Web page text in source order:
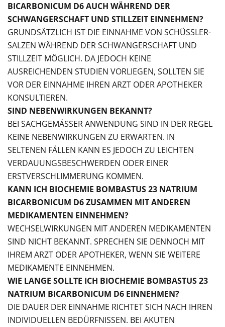
BICARBONICUM D6 AUCH WÄHREND DER
SCHWANGERSCHAFT UND STILLZEIT EINNEHMEN?
GRUNDSÄTZLICH IST DIE EINNAHME VON SCHÜSSLER-
SALZEN WÄHREND DER SCHWANGERSCHAFT UND
STILLZEIT MÖGLICH. DA JEDOCH KEINE
AUSREICHENDEN STUDIEN VORLIEGEN, SOLLTEN SIE
VOR DER EINNAHME IHREN ARZT ODER APOTHEKER
KONSULTIEREN.
SIND NEBENWIRKUNGEN BEKANNT?
BEI SACHGEMÄSSER ANWENDUNG SIND IN DER REGEL K
EINE NEBENWIRKUNGEN ZU ERWARTEN. IN S
ELTENEN FÄLLEN KANN ES JEDOCH ZU LEICHTEN V
ERDAUUNGSBESCHWERDEN ODER EINER E
RSTVERSCHLIMMERUNG KOMMEN.
KANN ICH BIOCHEMIE BOMBASTUS 23 NATRIUM
BICARBONICUM D6 ZUSAMMEN MIT ANDEREN
MEDIKAMENTEN EINNEHMEN?
WECHSELWIRKUNGEN MIT ANDEREN MEDIKAMENTEN
SIND NICHT BEKANNT. SPRECHEN SIE DENNOCH MIT
IHREM ARZT ODER APOTHEKER, WENN SIE WEITERE
MEDIKAMENTE EINNEHMEN.
WIE LANGE SOLLTE ICH BIOCHEMIE BOMBASTUS 23
NATRIUM BICARBONICUM D6 EINNEHMEN?
DIE DAUER DER EINNAHME RICHTET SICH NACH IHREN
INDIVIDUELLEN BEDÜRFNISSEN. BEI AKUTEN